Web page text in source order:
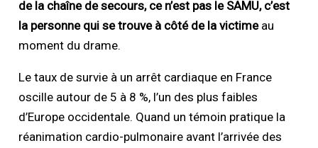
de la chaîne de secours, ce n’est pas le SAMU, c’est
la personne qui se trouve à côté de la victimeau
moment du drame.
Le taux de survie à un arrêt cardiaque en France
oscille autour de 5 à 8 %, l’un des plus faibles
d’Europe occidentale. Quand un témoin pratique la
réanimation cardio-pulmonaire avant l’arrivée des